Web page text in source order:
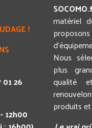
!
01 26
12h00
matériel
Nous
plus
qualité
produits